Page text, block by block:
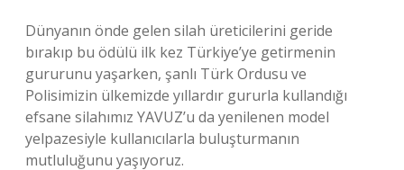
Dünyanın önde gelen silah üreticilerini geride
bırakıp bu ödülü ilk kez Türkiye’ye getirmenin
gururunu yaşarken, şanlı Türk Ordusu ve
Polisimizin ülkemizde yıllardır gururla kullandığı
efsane silahımız YAVUZ’u da yenilenen model
yelpazesiyle kullanıcılarla buluşturmanın
mutluluğunu yaşıyoruz.